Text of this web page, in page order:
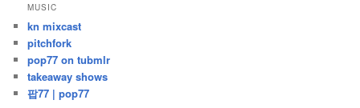
MUSIC
kn mixcast
pitchfork
pop77 on tubmlr
takeaway shows
팝77 | pop77